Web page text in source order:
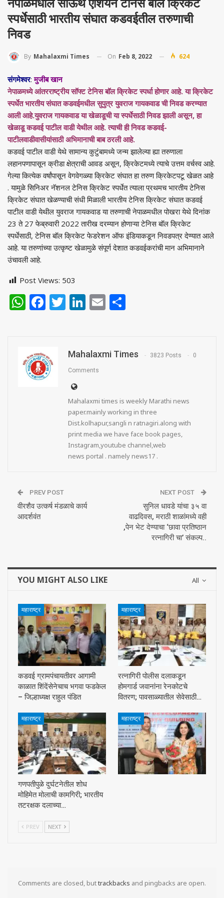
नेपाळमधील साऊथ एशियन टेनिस बॉल क्रिकेट
स्पर्धेसाठी भारतीय संघात कडवईतील तरुणाची
निवड
By Mahalaxmi Times On Feb 8, 2022 624
संगमेश्वर:मुजीब खान
नेपाळमध्ये आंतरराष्ट्रीय सॉफ्ट टेनिस बॉल क्रिकेट स्पर्धा होणार आहे. या क्रिकेट
स्पर्धेत भारतीय संघात कडवईमधील सुपुत्र युवराज गायकवाड ची निवड करण्यात
आली आहे.युवराज गायकवाड या खेळाडूची या स्पर्धेसाठी निवड झाली असून, हा
खेळाडू कडवई पाटील वाडी येथील आहे. त्याची ही निवड कडवई-
पाटीलवाडीवासीयांसाठी अभिमानाची बाब ठरली आहे.
कडवई पाटील वाडी येथे सामान्य कुटुंबामध्ये जन्म झालेल्या ह्या तरुणाला
लहानपणापासून क्रीडा क्षेत्राची आवड असून, क्रिकेटमध्ये त्याचे उत्तम वर्चस्व आहे.
गेल्या कित्येक वर्षांपासून वेगवेगळ्या क्रिकेट संघात हा तरुण क्रिकेटपटू खेळत आहे
. यामुळे सिनिअर नॅशनल टेनिस क्रिकेट स्पर्धेत त्याला प्रथमच भारतीय टेनिस
क्रिकेट संघात खेळण्याची संधी मिळाली भारतीय टेनिस क्रिकेट संघात कडवई
पाटील वाडी येथील युवराज गायकवाड या तरुणाची नेपाळमधील पोखरा येथे दिनांक
23 ते 27 फेब्रुवारी 2022 तारीख दरम्यान होणाऱ्या टेनिस बॉल क्रिकेट
स्पर्धेसाठी, टेनिस बॉल क्रिकेट फेडरेशन ऑफ इंडियाकडून निवडपत्र देण्यात आले
आहे. या तरुणांच्या उत्कृष्ट खेळामुळे संपूर्ण देशात कडवईकरांची मान अभिमानाने
उंचावली आहे.
Post Views: 503
WhatsApp
Facebook
Twitter
LinkedIn
Email
Mahalaxmi Times 3823 Posts 0
Comments
Mahalaxmi times is weekly Marathi news
paper.mainly working in three
Dist.kolhapur,sangli n ratnagiri.along with
print media we have face book pages,
Instagram,youtube channel,web
news portal . namely news17 .
PREV POST
वीरशैव उत्कर्ष मंडळाचे कार्य
आदर्शवंत
NEXT POST
सुनिल धावडे यांचा ३५ वा
वाढदिवस, मराठी शाळांमध्ये वही
,पेन भेट देण्याचा ‘छावा प्रतिष्ठान
रत्नागिरी चा’ संकल्प..
All
YOU MIGHT ALSO LIKE
महाराष्ट्र
कडवई ग्रामपंचायतीवर आगामी
काळात शिंदेंसेनेचाच भगवा फडकेल
– जिल्हाध्यक्ष राहुल पंडित
महाराष्ट्र
रत्नागिरी पोलीस दलाकडून
होमगार्ड जवानांना रेनकोटचे
वितरण; पावसाळ्यातील सेवेसाठी…
महाराष्ट्र
गणपतीपुळे दुर्घटनेतील शोध
मोहिमेत मोलाची कामगिरी; भारतीय
तटरक्षक दलाच्या…
महाराष्ट्र
PREV NEXT
Comments are closed, buttrackbacks and pingbacks are open.